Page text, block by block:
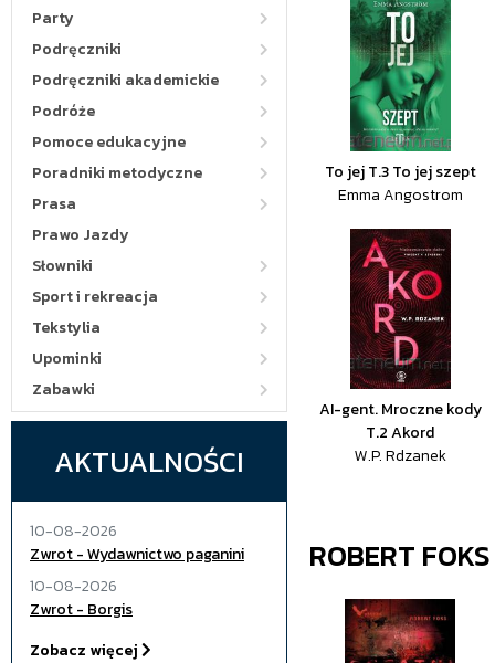
Party
Podręczniki
Podręczniki akademickie
Podróże
Pomoce edukacyjne
Poradniki metodyczne
Prasa
Prawo Jazdy
Słowniki
Sport i rekreacja
Tekstylia
Upominki
Zabawki
AKTUALNOŚCI
10-08-2026
Zwrot - Wydawnictwo paganini
10-08-2026
Zwrot - Borgis
Zobacz więcej
To jej T.3 To jej szept
Emma Angostrom
AI-gent. Mroczne kody
T.2 Akord
W.P. Rdzanek
ROBERT FOKS